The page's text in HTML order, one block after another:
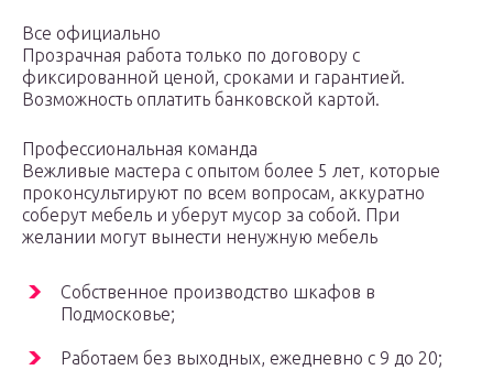
Все официально
Прозрачная работа только по договору с
фиксированной ценой, сроками и гарантией.
Возможность оплатить банковской картой.
Профессиональная команда
Вежливые мастера с опытом более 5 лет, которые
проконсультируют по всем вопросам, аккуратно
соберут мебель и уберут мусор за собой. При
желании могут вынести ненужную мебель
Собственное производство шкафов в
Подмосковье;
Работаем без выходных, ежедневно с 9 до 20;